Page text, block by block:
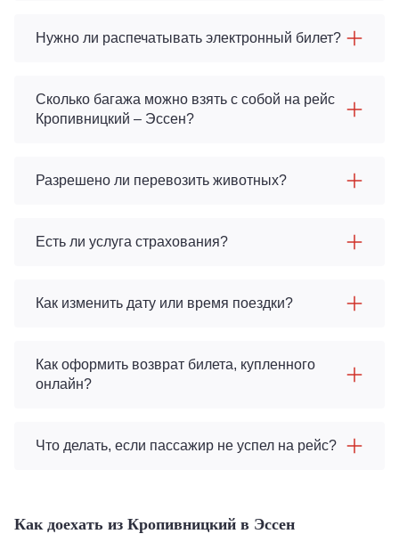
Нужно ли распечатывать электронный билет?
Сколько багажа можно взять с собой на рейс
Кропивницкий – Эссен?
Разрешено ли перевозить животных?
Есть ли услуга страхования?
Как изменить дату или время поездки?
Как оформить возврат билета, купленного
онлайн?
Что делать, если пассажир не успел на рейс?
Как доехать из Кропивницкий в Эссен